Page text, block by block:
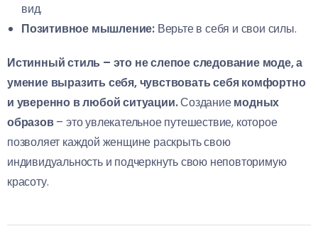
вид.
Позитивное мышление: Верьте в себя и свои силы.
Истинный стиль – это не слепое следование моде, а
умение выразить себя, чувствовать себя комфортно
и уверенно в любой ситуации.Созданиемодных
образов– это увлекательное путешествие, которое
позволяет каждой женщине раскрыть свою
индивидуальность и подчеркнуть свою неповторимую
красоту.